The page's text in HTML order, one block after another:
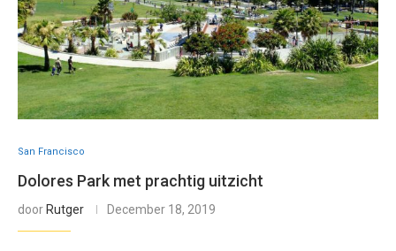
San Francisco
Dolores Park met prachtig uitzicht
door Rutger December 18, 2019